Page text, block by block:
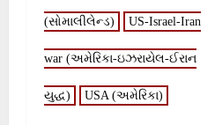
(સોમાલીલેન્ડ) US-Israel-Iran
war (અમેરિકા-ઇઝરાયેલ-ઈરાન
યુદ્ધ) USA (અમેરિકા)